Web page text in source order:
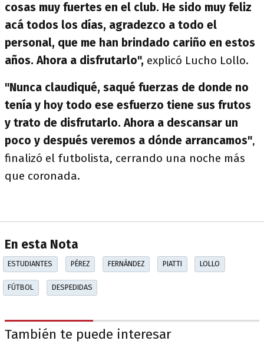
cosas muy fuertes en el club. He sido muy feliz
acá todos los días, agradezco a todo el
personal, que me han brindado cariño en estos
años. Ahora a disfrutarlo", explicó Lucho Lollo.
"Nunca claudiqué, saqué fuerzas de donde no
tenía y hoy todo ese esfuerzo tiene sus frutos
y trato de disfrutarlo. Ahora a descansar un
poco y después veremos a dónde arrancamos",
finalizó el futbolista, cerrando una noche más
que coronada.
En esta Nota
ESTUDIANTES PÉREZ FERNÁNDEZ PIATTI LOLLO
FÚTBOL DESPEDIDAS
También te puede interesar